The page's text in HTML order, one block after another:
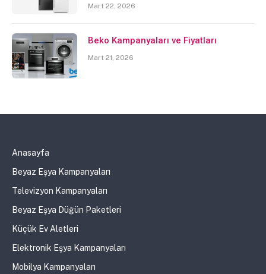
Mart 22, 2026
Beko Kampanyaları ve Fiyatları
Mart 21, 2026
Anasayfa
Beyaz Eşya Kampanyaları
Televizyon Kampanyaları
Beyaz Eşya Düğün Paketleri
Küçük Ev Aletleri
Elektronik Eşya Kampanyaları
Mobilya Kampanyaları